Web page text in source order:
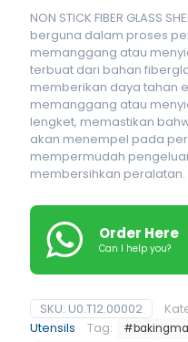
NON STICK FIBER GLASS
berguna dalam proses
memanggang atau
terbuat dari bahan
memberikan daya tahan
memanggang atau
lengket, memastikan
akan menempel pada
mempermudah
membersihkan peralatan.
Order Here
Can I help you?
SKU: U0.T12.00002
Utensils
Tag: